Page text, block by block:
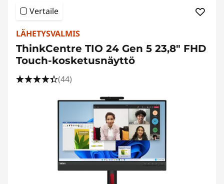
Vertaile
LÄHETYSVALMIS
ThinkCentre TIO 24 Gen 5 23,8" FHD
Touch-kosketusnäyttö
(44)